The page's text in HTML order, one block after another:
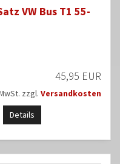
VW Bus T1 55-
45,95 EUR
zzgl. Versandkosten
Details